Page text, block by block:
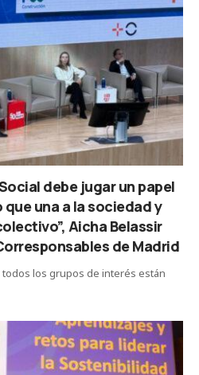
debe jugar un papel
una a la sociedad y
Aicha Belassir
de Madrid
los grupos de interés están